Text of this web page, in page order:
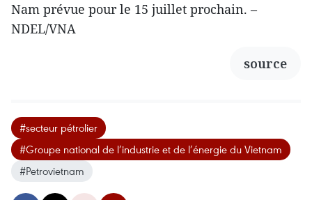
Nam prévue pour le 15 juillet prochain. –
NDEL/VNA
source
#secteur pétrolier
#Groupe national de l’industrie et de l’énergie du Vietnam
#Petrovietnam